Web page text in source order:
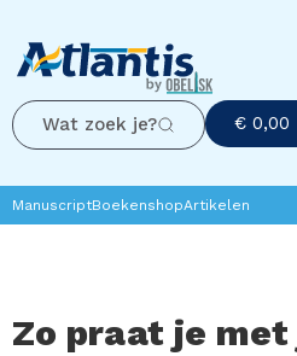
Wat zoek je? € 0,00
ManuscriptBoekenshopArtikelen
Zo praat je met